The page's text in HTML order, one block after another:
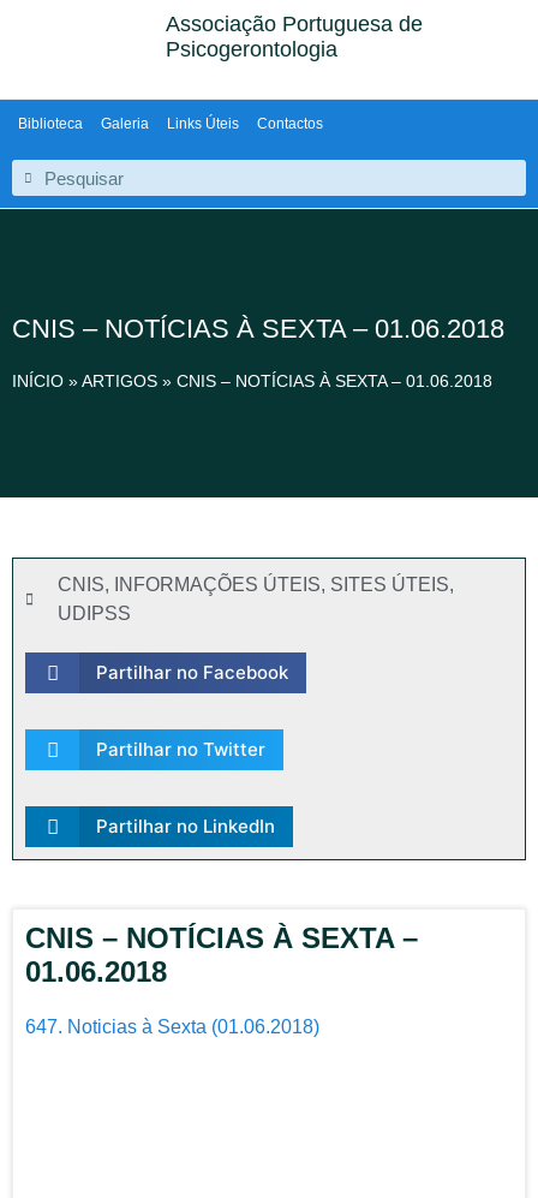
Associação Portuguesa de
Psicogerontologia
Biblioteca Galeria Links Úteis Contactos
CNIS – NOTÍCIAS À SEXTA – 01.06.2018
INÍCIO »ARTIGOS » CNIS – NOTÍCIAS À SEXTA – 01.06.2018
CNIS, INFORMAÇÕES ÚTEIS, SITES ÚTEIS,
UDIPSS
Partilhar no Facebook
Partilhar no Twitter
Partilhar no LinkedIn
CNIS – NOTÍCIAS À SEXTA –
01.06.2018
647. Noticias à Sexta (01.06.2018)